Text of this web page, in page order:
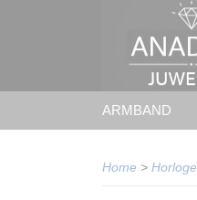
ARMBAND
Home > Horloge